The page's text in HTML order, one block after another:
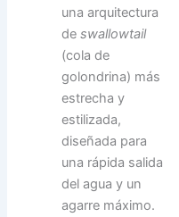
una arquitectura
deswallowtail
(cola de
golondrina) más
estrecha y
estilizada,
diseñada para
una rápida salida
del agua y un
agarre máximo.